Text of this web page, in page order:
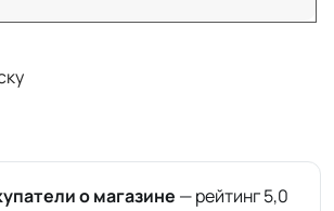
о магазине — рейтинг 5,0